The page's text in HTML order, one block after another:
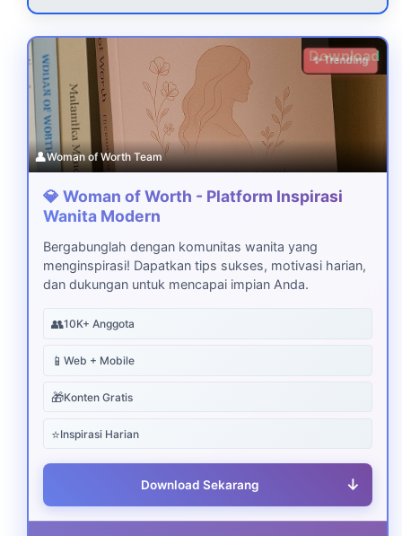
Download
✨ Trending
👤Woman of Worth Team
💎 Woman of Worth - Platform Inspirasi
Wanita Modern
Bergabunglah dengan komunitas wanita yang
menginspirasi! Dapatkan tips sukses, motivasi harian,
dan dukungan untuk mencapai impian Anda.
👥10K+ Anggota
📱 Web + Mobile
🎁Konten Gratis
⭐Inspirasi Harian
Download Sekarang ↓